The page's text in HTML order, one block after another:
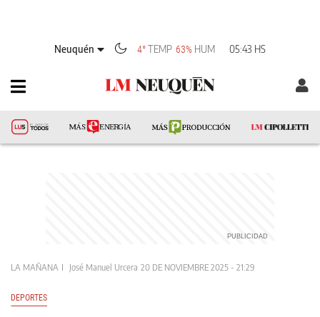
Neuquén 4° TEMP 63% HUM 05:43 HS
LA MAÑANA José Manuel Urcera 20 DE NOVIEMBRE 2025 - 21:29
DEPORTES